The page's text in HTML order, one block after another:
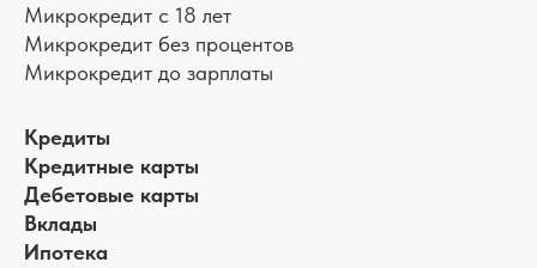
Микрокредит с 18 лет
Микрокредит без процентов
Микрокредит до зарплаты
Кредиты
Кредитные карты
Дебетовые карты
Вклады
Ипотека